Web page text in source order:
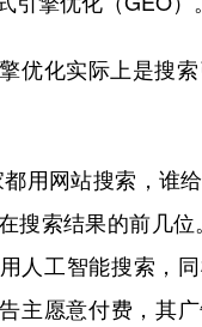
贵州 云南
内蒙古 黑龙
Español
化实际上是搜索
网站搜索，谁给
搜索结果的前几位
人工智能搜索，
主愿意付费，其广